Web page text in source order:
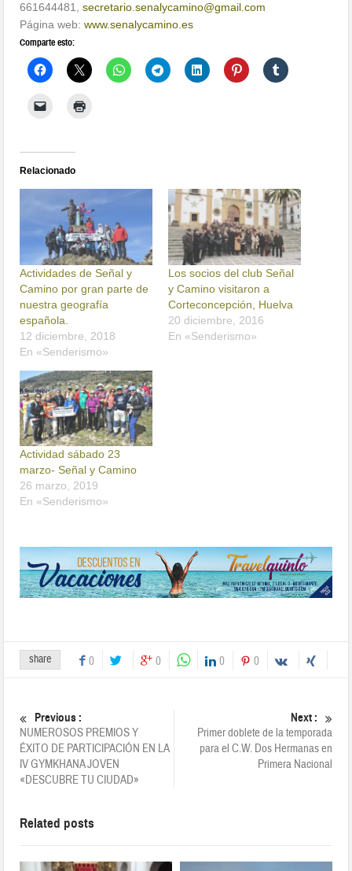
661644481,secretario.senalycamino@gmail.com
Página web:www.senalycamino.es
Comparte esto:
Relacionado
Actividades de Señal y
Camino por gran parte de
nuestra geografía
española.
12 diciembre, 2018
En «Senderismo»
Los socios del club Señal
y Camino visitaron a
Corteconcepción, Huelva
20 diciembre, 2016
En «Senderismo»
Actividad sábado 23
marzo- Señal y Camino
26 marzo, 2019
En «Senderismo»
share 0 0 0 0
Previous :
NUMEROSOS PREMIOS Y
ÉXITO DE PARTICIPACIÓN EN LA
IV GYMKHANA JOVEN
«DESCUBRE TU CIUDAD»
Next :
Primer doblete de la temporada
para el C.W. Dos Hermanas en
Primera Nacional
Related posts